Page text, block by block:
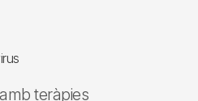
teràpies